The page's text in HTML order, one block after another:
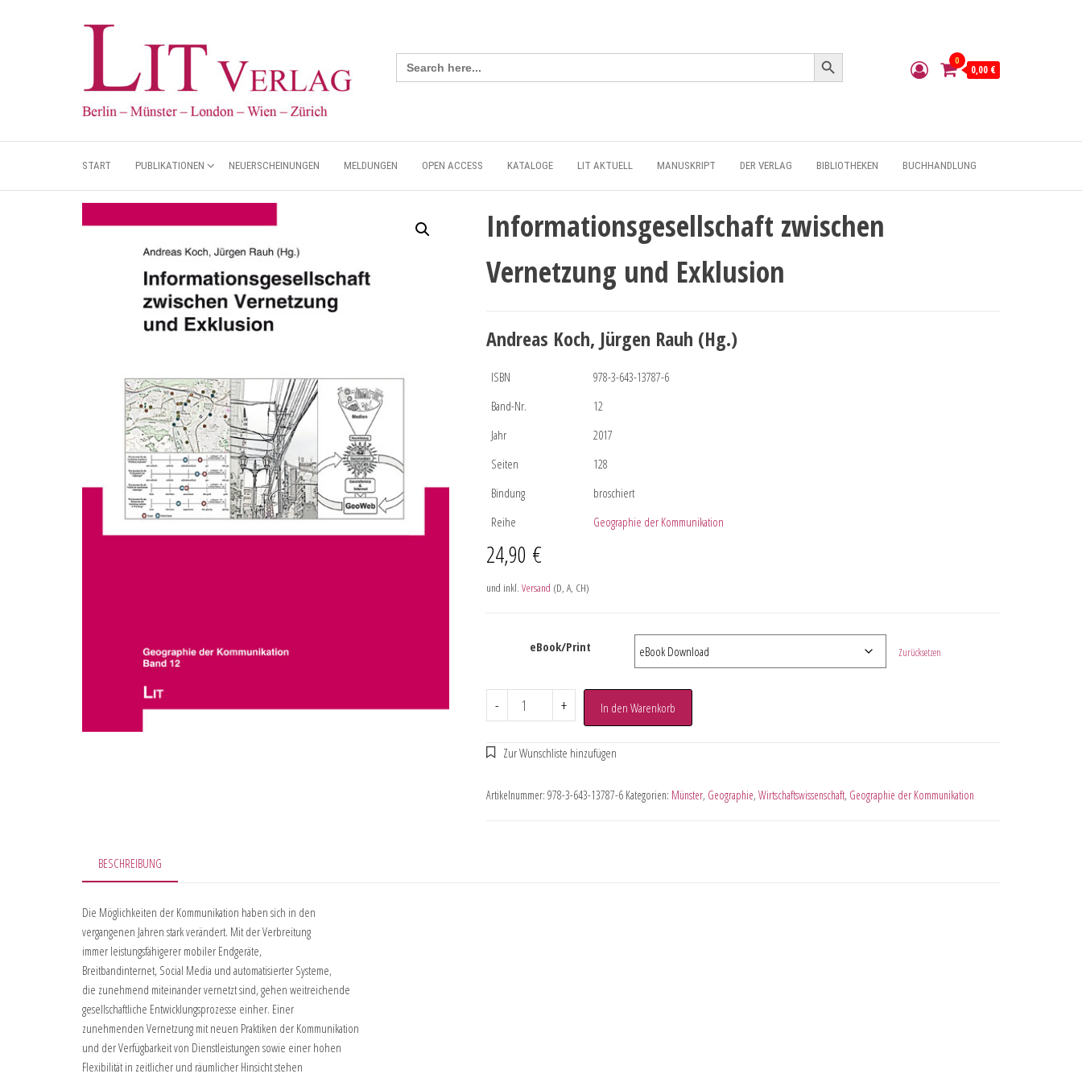
Search
for:
Search Button
0
0,00 €
START PUBLIKATIONEN NEUERSCHEINUNGEN MELDUNGEN OPEN ACCESS KATALOGE LIT AKTUELL MANUSKRIPT DER VERLAG BIBLIOTHEKEN BUCHHANDLUNG
Informationsgesellschaft zwischen
Vernetzung und Exklusion
Andreas Koch, Jürgen Rauh (Hg.)
ISBN
978-3-643-13787-6
Band-Nr.
12
Jahr
2017
Seiten
128
Bindung
broschiert
Reihe
Geographie der Kommunikation
24,90 €
und inkl. Versand (D, A, CH)
eBook/Print Zurücksetzen
- + In den Warenkorb
Artikelnummer: 978-3-643-13787-6 Kategorien: Münster, Geographie, Wirtschaftswissenschaft, Geographie der Kommunikation
BESCHREIBUNG
Die Möglichkeiten der Kommunikation haben sich in den
vergangenen Jahren stark verändert. Mit der Verbreitung
immer leistungsfähigerer mobiler Endgeräte,
Breitbandinternet, Social Media und automatisierter Systeme,
die zunehmend miteinander vernetzt sind, gehen weitreichende
gesellschaftliche Entwicklungsprozesse einher. Einer
zunehmenden Vernetzung mit neuen Praktiken der Kommunikation
und der Verfügbarkeit von Dienstleistungen sowie einer hohen
Flexibilität in zeitlicher und räumlicher Hinsicht stehen